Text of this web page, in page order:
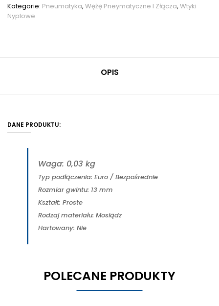
Kategorie: Pneumatyka, Wężę Pneymatyczne I Złącza, Wtyki
Nyplowe
OPIS
DANE PRODUKTU:
Waga: 0,03 kg
Typ podłączenia: Euro / Bezpośrednie
Rozmiar gwintu: 13 mm
Kształt: Proste
Rodzaj materiału: Mosiądz
Hartowany: Nie
POLECANE PRODUKTY